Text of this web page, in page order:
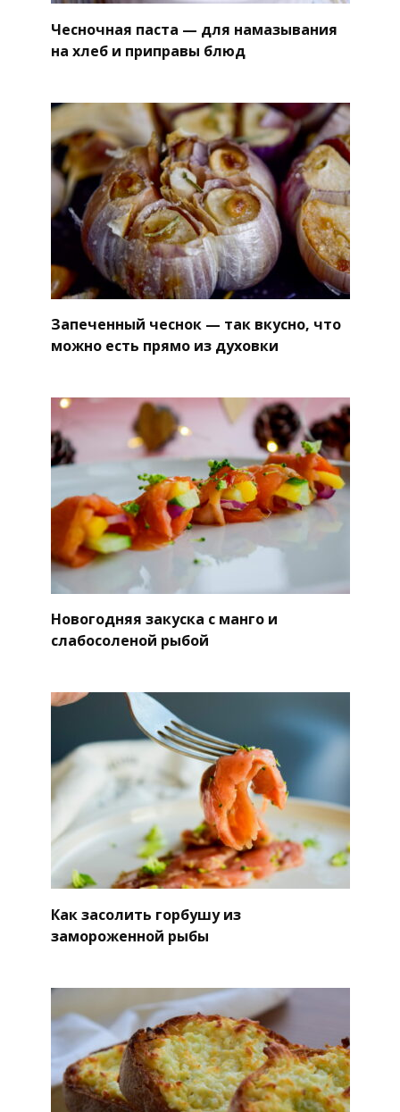
Чесночная паста — для намазывания
на хлеб и приправы блюд
Запеченный чеснок — так вкусно, что
можно есть прямо из духовки
Новогодняя закуска с манго и
слабосоленой рыбой
Как засолить горбушу из
замороженной рыбы